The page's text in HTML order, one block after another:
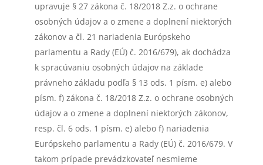
upravuje § 27 zákona č. 18/2018 Z.z. o ochrane
osobných údajov a o zmene a doplnení niektorých
zákonov a čl. 21 nariadenia Európskeho
parlamentu a Rady (EÚ) č. 2016/679), ak dochádza
k spracúvaniu osobných údajov na základe
právneho základu podľa § 13 ods. 1 písm. e) alebo
písm. f) zákona č. 18/2018 Z.z. o ochrane osobných
údajov a o zmene a doplnení niektorých zákonov,
resp. čl. 6 ods. 1 písm. e) alebo f) nariadenia
Európskeho parlamentu a Rady (EÚ) č. 2016/679. V
takom prípade prevádzkovateľ nesmieme